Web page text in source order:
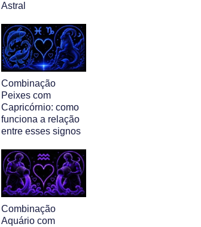
Astral
Combinação
Peixes com
Capricórnio: como
funciona a relação
entre esses signos
Combinação
Aquário com